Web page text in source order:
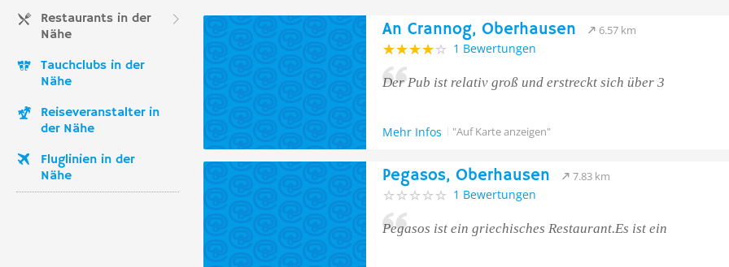
Restaurants in der
Nähe
Tauchclubs in der
Nähe
Reiseveranstalter in
der Nähe
Fluglinien in der
Nähe
An Crannog, Oberhausen 6.57 km
1 Bewertungen
Der Pub ist relativ groß und erstreckt sich über 3
Mehr Infos "Auf Karte anzeigen"
Pegasos, Oberhausen 7.83 km
1 Bewertungen
Pegasos ist ein griechisches Restaurant.Es ist ein